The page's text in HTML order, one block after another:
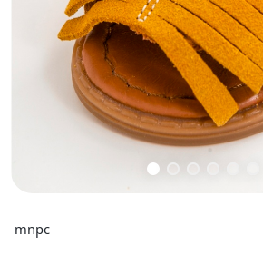
mnpc